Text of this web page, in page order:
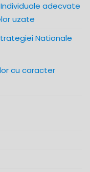
adecvate
uzate
Nationale
cu caracter